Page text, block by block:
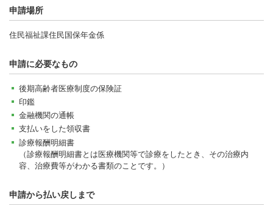
申請場所
住民福祉課住民国保年金係
申請に必要なもの
後期高齢者医療制度の保険証
印鑑
金融機関の通帳
支払いをした領収書
診療報酬明細書
（診療報酬明細書とは医療機関等で診療をしたとき、その治療内
容、治療費等がわかる書類のことです。）
申請から払い戻しまで